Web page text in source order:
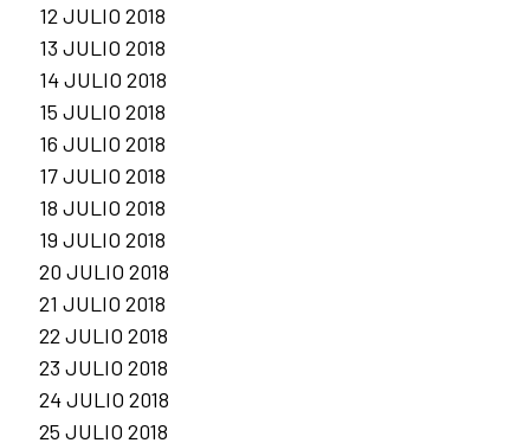
12 JULIO 2018
13 JULIO 2018
14 JULIO 2018
15 JULIO 2018
16 JULIO 2018
17 JULIO 2018
18 JULIO 2018
19 JULIO 2018
20 JULIO 2018
21 JULIO 2018
22 JULIO 2018
23 JULIO 2018
24 JULIO 2018
25 JULIO 2018